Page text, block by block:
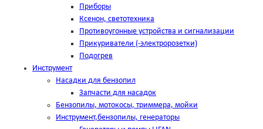
Приборы
Ксенон, светотехника
Противоугонные устройства и сигнализации
Прикуриватели (-электророзетки)
Подогрев
Инструмент
Насадки для бензопил
Запчасти для насадок
Бензопилы, мотокосы, триммера, мойки
Инструмент,бензопилы, генераторы